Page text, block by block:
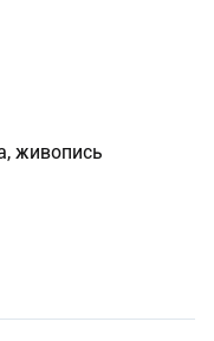
методики для
«Яркое
2018, 2020,
живопись